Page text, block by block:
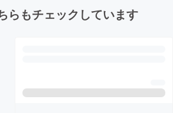
らもチェックしています